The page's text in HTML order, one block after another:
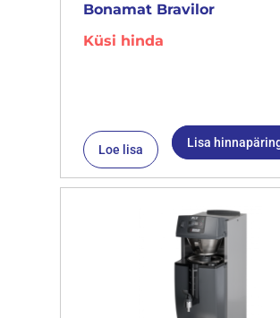
Bonamat Bravilor
Küsi hinda
Loe lisa Lisa